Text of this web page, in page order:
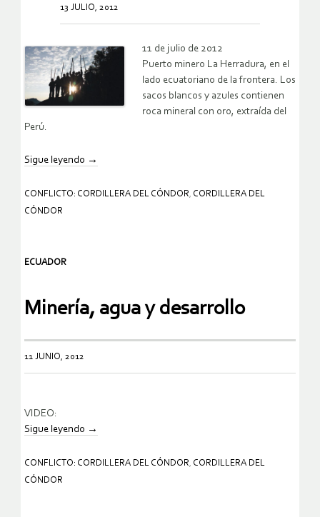
13 JULIO, 2012
11 de julio de 2012
Puerto minero La Herradura, en el
lado ecuatoriano de la frontera. Los
sacos blancos y azules contienen
roca mineral con oro, extraída del
Perú.
Sigue leyendo →
CONFLICTO: CORDILLERA DEL CÓNDOR CORDILLERA DEL
CÓNDOR
ECUADOR
Minería, agua y desarrollo
11 JUNIO, 2012
VIDEO:
Sigue leyendo →
CONFLICTO: CORDILLERA DEL CÓNDOR, CORDILLERA DEL
CÓNDOR